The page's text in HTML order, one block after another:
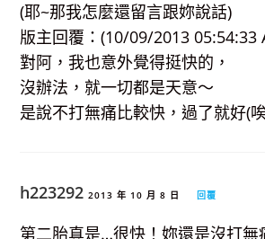
(耶~那我怎麼還留言跟妳說話)
版主回覆：(10/09/2013 05:54:33
對阿，我也意外覺得挺快的，
沒辦法，就一切都是天意～
是說不打無痛比較快，過了就好(唉
h223292 2013 年 10 月 8 日 回覆
第二胎真是…很快！妳還是沒打無